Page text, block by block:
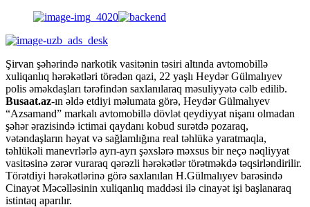
Şirvan şəhərində narkotik vasitənin təsiri altında avtomobillə
xuliqanlıq hərəkətləri törədən qazi, 22 yaşlı Heydər Gülmalıyev
polis əməkdaşları tərəfindən saxlanılaraq məsuliyyətə cəlb edilib.
Busaat.az-ın əldə etdiyi məlumata görə, Heydər Gülmalıyev
“Azsamand” markalı avtomobillə dövlət qeydiyyat nişanı olmadan
şəhər ərazisində ictimai qaydanı kobud surətdə pozaraq,
vətəndaşların həyat və sağlamlığına real təhlükə yaratmaqla,
təhlükəli manevrlərlə ayrı-ayrı şəxslərə məxsus bir neçə nəqliyyat
vasitəsinə zərər vuraraq qərəzli hərəkətlər törətməkdə təqsirləndirilir.
Törətdiyi hərəkətlərinə görə saxlanılan H.Gülmalıyev barəsində
Cinayət Məcəlləsinin xuliqanlıq maddəsi ilə cinayət işi başlanaraq
istintaq aparılır.